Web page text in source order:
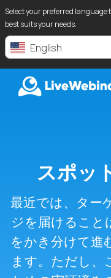
Select your preferred language
best suits your needs.
English
スポッ
最近では、ター
ジを届けること
をかき分けて進
ます。ただし、